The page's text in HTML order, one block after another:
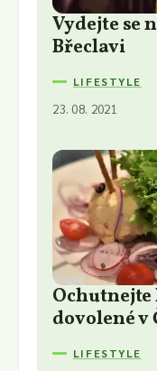
Vydejte se
Břeclavi
LIFESTYLE
23. 08. 2021
dovolené v
LIFESTYLE